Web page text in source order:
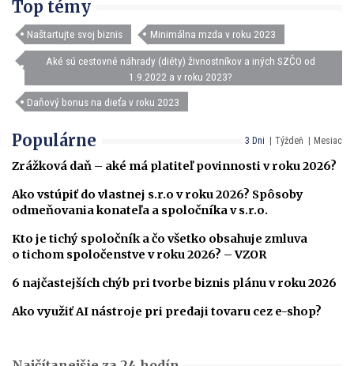
Top témy
Naštartujte svoj biznis Minimálna mzda v roku 2023
Aké sú cestovné náhrady (diéty) živnostníkov a iných SZČO od
1.9.2022 a v roku 2023?
Daňový bonus na dieťa v roku 2023
3 Dni Týždeň Mesiac
Populárne
Zrážková daň – aké má platiteľ povinnosti v roku 2026?
Ako vstúpiť do vlastnej s.r.o v roku 2026? Spôsoby
odmeňovania konateľa a spoločníka v s.r.o.
Kto je tichý spoločník a čo všetko obsahuje zmluva
o tichom spoločenstve v roku 2026? – VZOR
6 najčastejších chýb pri tvorbe biznis plánu v roku 2026
Ako využiť AI nástroje pri predaji tovaru cez e-shop?